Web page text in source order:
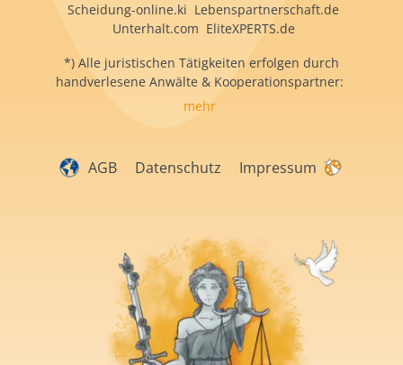
Scheidung-online.ki Lebenspartnerschaft.de
Unterhalt.com EliteXPERTS.de
*) Alle juristischen Tätigkeiten erfolgen durch
handverlesene Anwälte & Kooperationspartner:
mehr
AGB Datenschutz Impressum